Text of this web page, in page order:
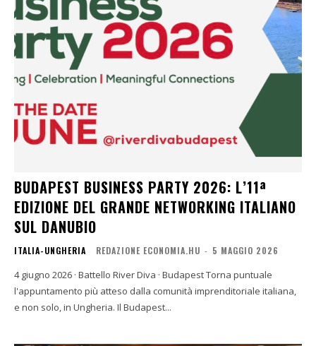
BUDAPEST BUSINESS PARTY 2026: L’11ª
EDIZIONE DEL GRANDE NETWORKING ITALIANO
SUL DANUBIO
ITALIA-UNGHERIA REDAZIONE ECONOMIA.HU - 5 MAGGIO 2026
4 giugno 2026 · Battello River Diva · Budapest Torna puntuale
l'appuntamento più atteso dalla comunità imprenditoriale italiana,
e non solo, in Ungheria. Il Budapest...